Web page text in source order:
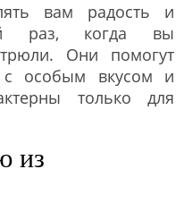
вам радость и
раз, когда вы
Они помогут
с особым вкусом и
только для
из